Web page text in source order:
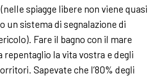
spiagge libere non viene quasi
un sistema di segnalazione di
Fare il bagno con il mare
repentaglio la vita vostra e degli
Sapevate che l’80% degli